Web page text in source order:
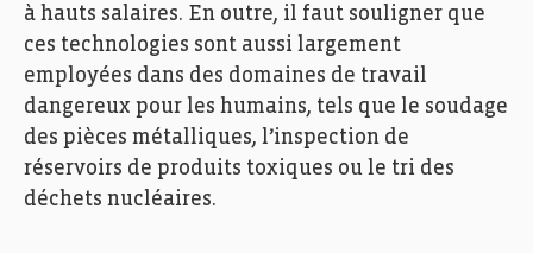
à hauts salaires. En outre, il faut souligner que
ces technologies sont aussi largement
employées dans des domaines de travail
dangereux pour les humains, tels que le soudage
des pièces métalliques, l’inspection de
réservoirs de produits toxiques ou le tri des
déchets nucléaires.